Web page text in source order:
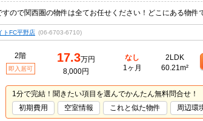
トFC平野店 (06-6703-6710)
2階
即入居可
17.3万円
8,000円
なし
1ヶ月
2LDK
60.21m²
1分で完結！聞きたい項目を選んでかんたん無料問合せ！
初期費用
空室情報 これと似た物件 周辺環